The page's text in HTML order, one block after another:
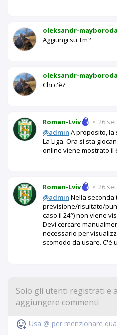
oleksandr-mayboroda
Aggiungi su Tm?
oleksandr-mayboroda
Chi c'è?
Roman-Lviv • 26 set
@admin A proposito, la
La Liga. Ora si sta
online viene mostrato il
Roman-Lviv • 26 set
@admin Nella seconda
previsione/risultato/
caso il 24°) non viene
Devi cercare
necessario per
scomodo da usare. C'è
Usa @ per menzionare